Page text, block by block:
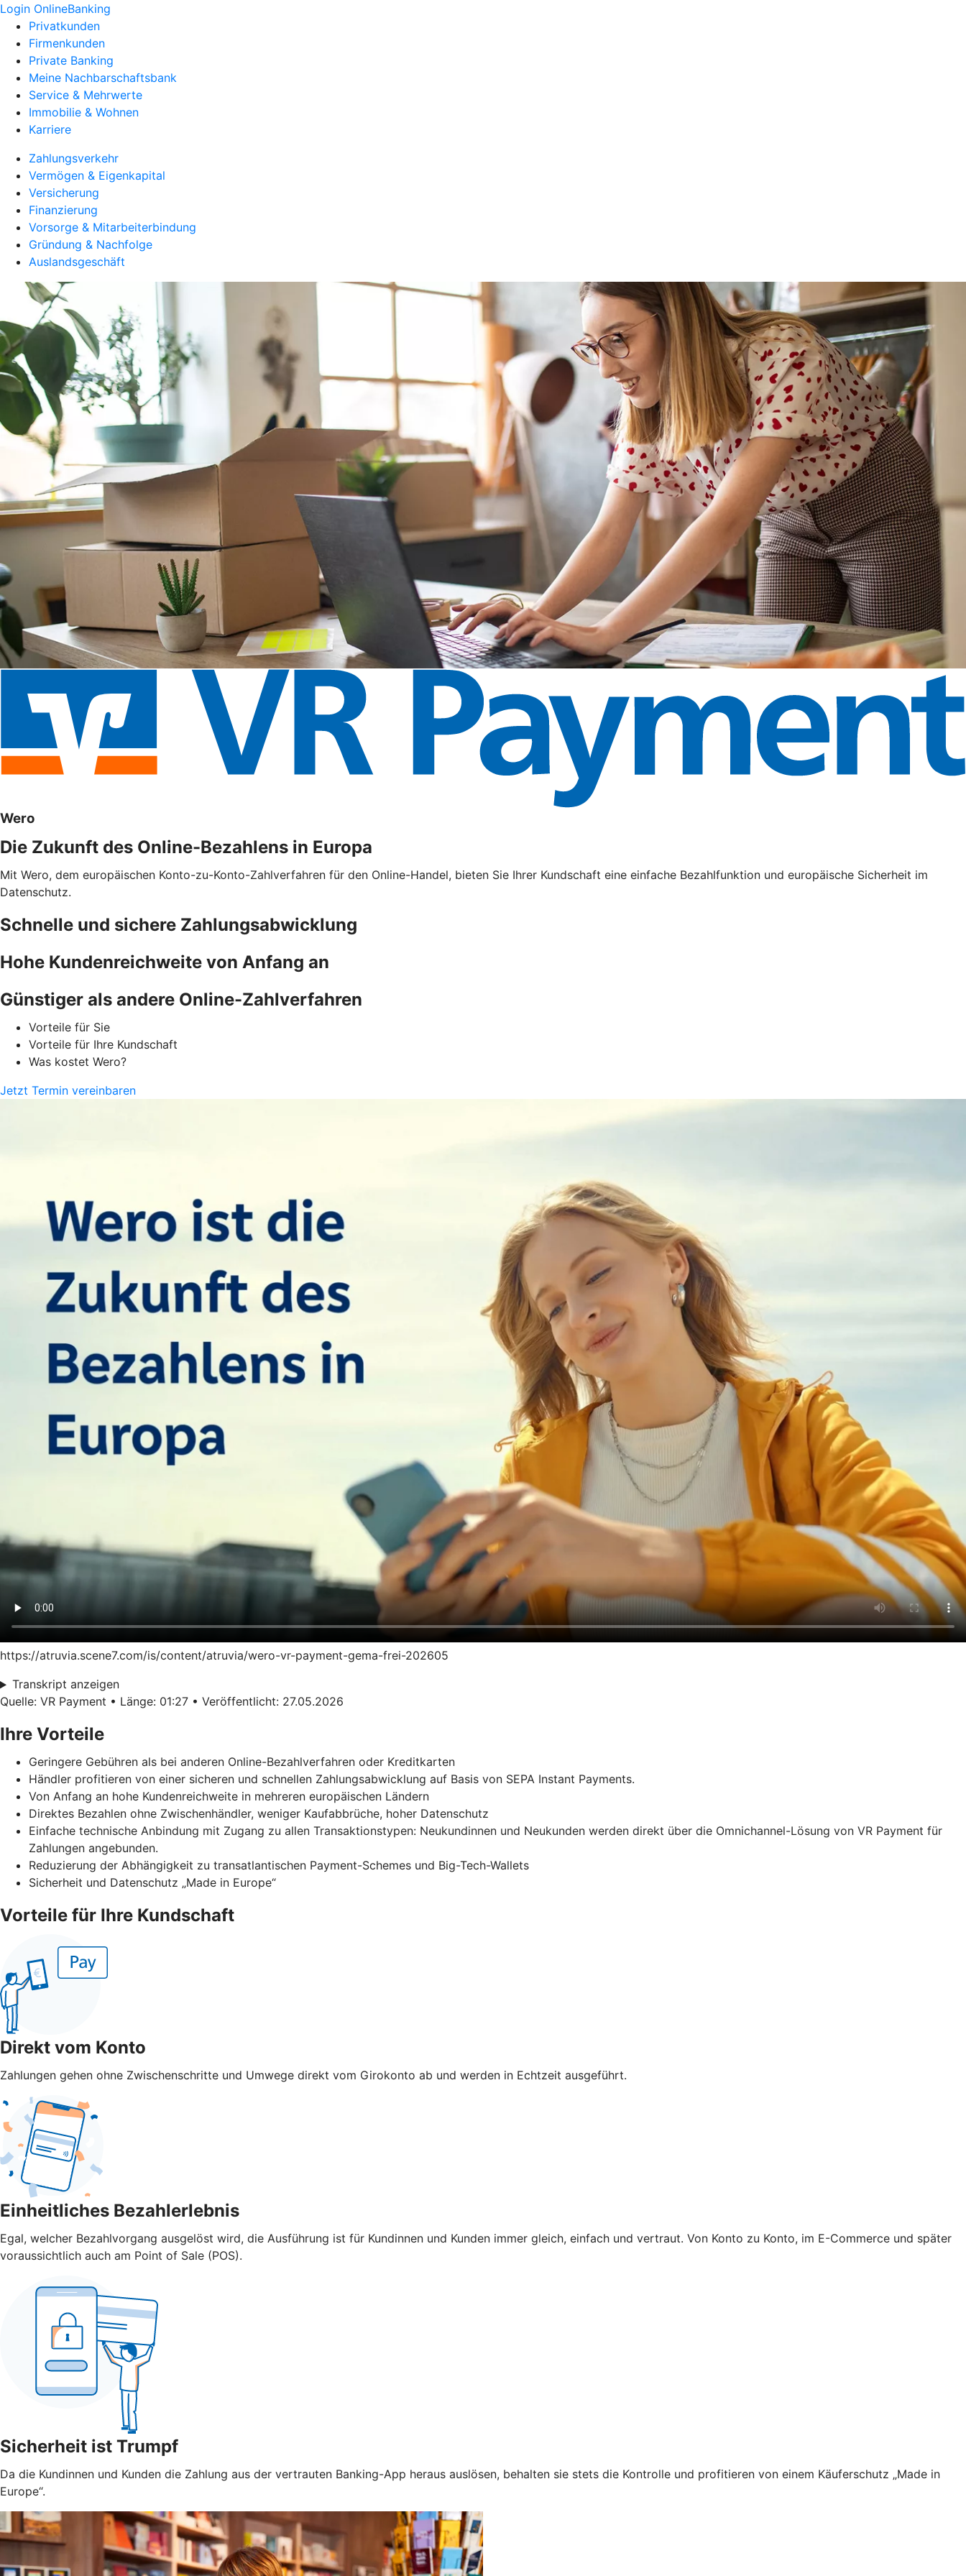
Login OnlineBanking
Privatkunden
Firmenkunden
Private Banking
Meine Nachbarschaftsbank
Service & Mehrwerte
Immobilie & Wohnen
Karriere
Zahlungsverkehr
Vermögen & Eigenkapital
Versicherung
Finanzierung
Vorsorge & Mitarbeiterbindung
Gründung & Nachfolge
Auslandsgeschäft
Wero
Die Zukunft des Online-Bezahlens in Europa
Mit Wero, dem europäischen Konto-zu-Konto-Zahlverfahren für den Online-Handel, bieten Sie Ihrer Kundschaft eine einfache Bezahlfunktion und europäische Sicherheit im
Datenschutz.
Schnelle und sichere Zahlungsabwicklung
Hohe Kundenreichweite von Anfang an
Günstiger als andere Online-Zahlverfahren
Vorteile für Sie
Vorteile für Ihre Kundschaft
Was kostet Wero?
Jetzt Termin vereinbaren
https://atruvia.scene7.com/is/content/atruvia/wero-vr-payment-gema-frei-202605
Transkript anzeigen
Quelle: VR Payment • Länge: 01:27 • Veröffentlicht: 27.05.2026
Ihre Vorteile
Geringere Gebühren als bei anderen Online-Bezahlverfahren oder Kreditkarten
Händler profitieren von einer sicheren und schnellen Zahlungsabwicklung auf Basis von SEPA Instant Payments.
Von Anfang an hohe Kundenreichweite in mehreren europäischen Ländern
Direktes Bezahlen ohne Zwischenhändler, weniger Kaufabbrüche, hoher Datenschutz
Einfache technische Anbindung mit Zugang zu allen Transaktionstypen: Neukundinnen und Neukunden werden direkt über die Omnichannel-Lösung von VR Payment für
Zahlungen angebunden.
Reduzierung der Abhängigkeit zu transatlantischen Payment-Schemes und Big-Tech-Wallets
Sicherheit und Datenschutz „Made in Europe“
Vorteile für Ihre Kundschaft
Direkt vom Konto
Zahlungen gehen ohne Zwischenschritte und Umwege direkt vom Girokonto ab und werden in Echtzeit ausgeführt.
Einheitliches Bezahlerlebnis
Egal, welcher Bezahlvorgang ausgelöst wird, die Ausführung ist für Kundinnen und Kunden immer gleich, einfach und vertraut. Von Konto zu Konto, im E-Commerce und später
voraussichtlich auch am Point of Sale (POS).
Sicherheit ist Trumpf
Da die Kundinnen und Kunden die Zahlung aus der vertrauten Banking-App heraus auslösen, behalten sie stets die Kontrolle und profitieren von einem Käuferschutz „Made in
Europe“.